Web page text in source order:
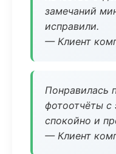
замечаний
исправили.
— Клиент
Понравилась
фотоотчёты с
спокойно и
— Клиент